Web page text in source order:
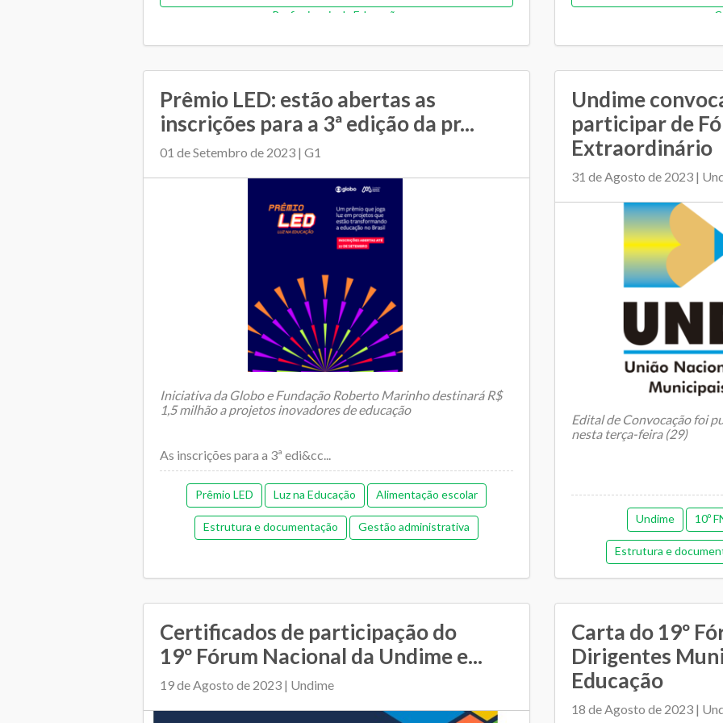
Profissionais da Educação
Gestão
Orçamentária e
Prêmio LED: estão abertas as
inscrições para a 3ª edição da pr...
01 de Setembro de 2023 | G1
Iniciativa da Globo e Fundação Roberto Marinho destinará R$
1,5 milhão a projetos inovadores de educação
As inscrições para a 3ª edi&cc...
Prêmio LED Luz na Educação Alimentação escolar
Estrutura e documentação Gestão administrativa
Plano Municipal de Educação Regime de colaboração
Relacionamento entre SME e escolas Transporte escolar
Undime
participar de
Extraordinário
31 de Agosto de 2023 |
Edital de Convocação foi
nesta terça-feira (29)
Foi publicada no Diário Of...
Undime 10º
Estrutura e
Gestão de
Pedagógica
Regime de colaboração
Certificados de participação do
19º Fórum Nacional da Undime e...
19 de Agosto de 2023 | Undime
Carta do 19º
Dirigentes
Educação
18 de Agosto de 2023 |